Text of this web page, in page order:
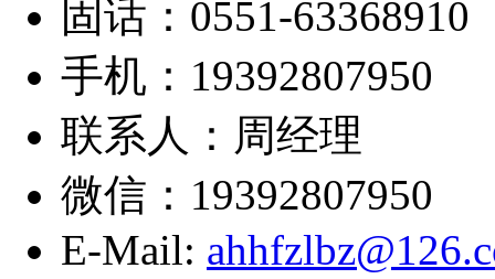
固话：0551-63368910
手机：19392807950
联系人：周经理
微信：19392807950
E-Mail: